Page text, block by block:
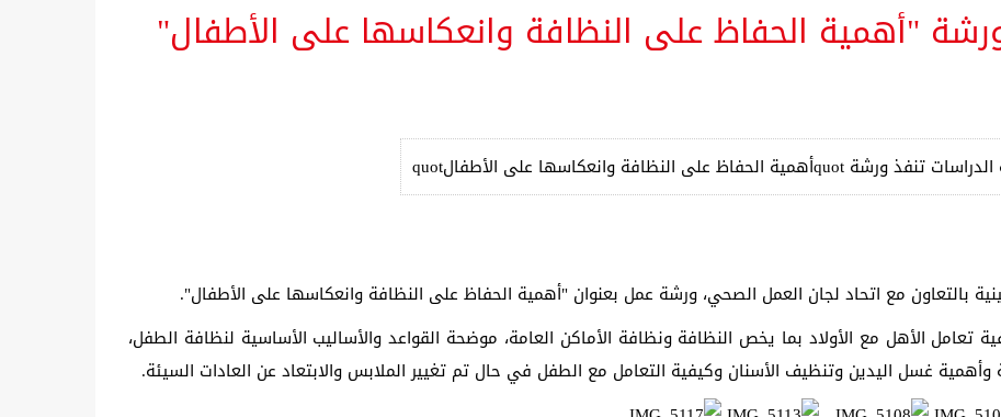
"أهمية الحفاظ على النظافة وانعكاسها على الأطفال"
بالتعاون مع اتحاد لجان العمل الصحي، ورشة عمل بعنوان "أهمية الحفاظ على النظافة وانعكاسها على الأطفال".
تعامل الأهل مع الأولاد بما يخص النظافة ونظافة الأماكن العامة، موضحة القواعد والأساليب الأساسية لنظافة الطفل،
غسل اليدين وتنظيف الأسنان وكيفية التعامل مع الطفل في حال تم تغيير الملابس والابتعاد عن العادات السيئة.